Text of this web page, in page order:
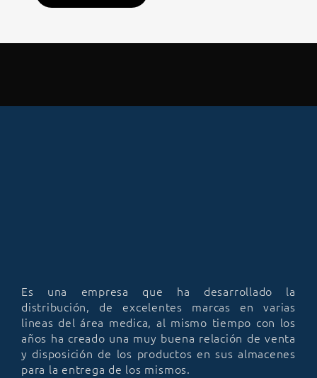
Es una empresa que ha desarrollado la
distribución, de excelentes marcas en varias
lineas del área medica, al mismo tiempo con los
años ha creado una muy buena relación de venta
y disposición de los productos en sus almacenes
para la entrega de los mismos.